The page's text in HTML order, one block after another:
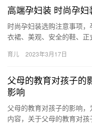
高端孕妇装 时尚孕
时尚孕妇装选购注意事项
衣裙、美观、安全的鞋、
孕妇…
育儿 2023年3月17日
父母的教育对孩子的
影响
父母的教育对孩子的影响
内容，关于父母的教育对